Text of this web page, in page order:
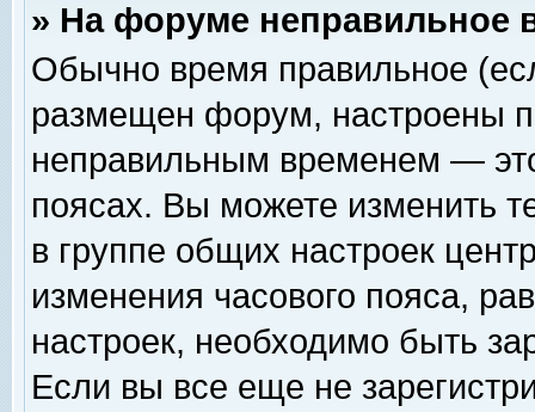
» На форуме неправильное
Обычно время правильное
размещен форум, настроены
неправильным временем —
поясах. Вы можете изменить
в группе общих настроек
изменения часового пояса,
настроек, необходимо быть
Если вы все еще не